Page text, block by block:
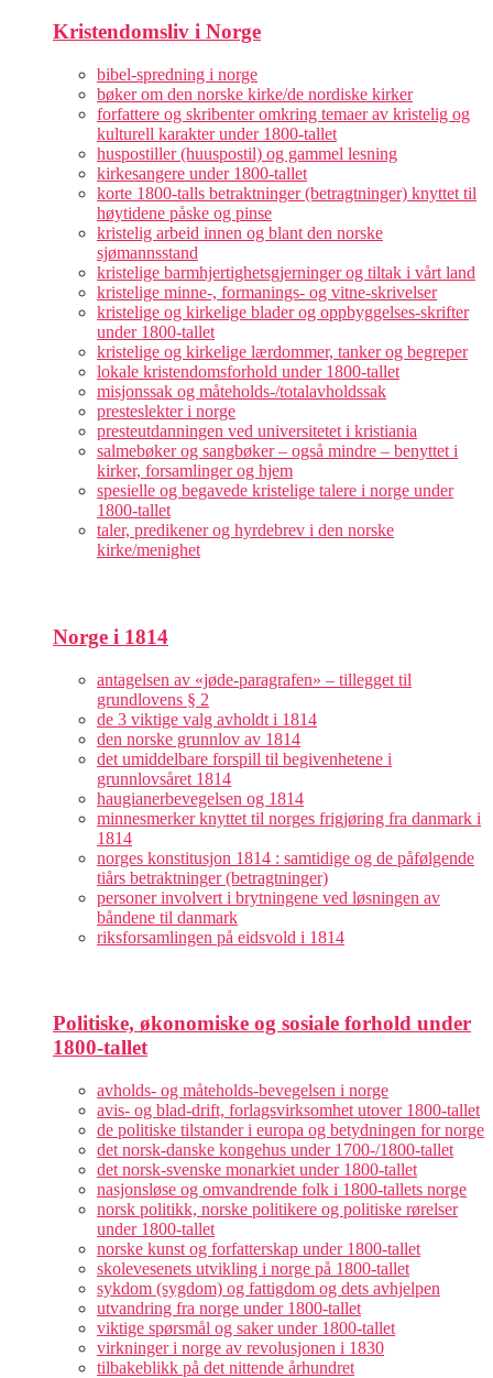
Kristendomsliv i Norge
bibel-spredning i norge
bøker om den norske kirke/de nordiske kirker
forfattere og skribenter omkring temaer av kristelig og
kulturell karakter under 1800-tallet
huspostiller (huuspostil) og gammel lesning
kirkesangere under 1800-tallet
korte 1800-talls betraktninger (betragtninger) knyttet til
høytidene påske og pinse
kristelig arbeid innen og blant den norske
sjømannsstand
kristelige barmhjertighetsgjerninger og tiltak i vårt land
kristelige minne-, formanings- og vitne-skrivelser
kristelige og kirkelige blader og oppbyggelses-skrifter
under 1800-tallet
kristelige og kirkelige lærdommer, tanker og begreper
lokale kristendomsforhold under 1800-tallet
misjonssak og måteholds-/totalavholdssak
presteslekter i norge
presteutdanningen ved universitetet i kristiania
salmebøker og sangbøker – også mindre – benyttet i
kirker, forsamlinger og hjem
spesielle og begavede kristelige talere i norge under
1800-tallet
taler, predikener og hyrdebrev i den norske
kirke/menighet
Norge i 1814
antagelsen av «jøde-paragrafen» – tillegget til
grundlovens § 2
de 3 viktige valg avholdt i 1814
den norske grunnlov av 1814
det umiddelbare forspill til begivenhetene i
grunnlovsåret 1814
haugianerbevegelsen og 1814
minnesmerker knyttet til norges frigjøring fra danmark i
1814
norges konstitusjon 1814 : samtidige og de påfølgende
tiårs betraktninger (betragtninger)
personer involvert i brytningene ved løsningen av
båndene til danmark
riksforsamlingen på eidsvold i 1814
Politiske, økonomiske og sosiale forhold under
1800-tallet
avholds- og måteholds-bevegelsen i norge
avis- og blad-drift, forlagsvirksomhet utover 1800-tallet
de politiske tilstander i europa og betydningen for norge
det norsk-danske kongehus under 1700-/1800-tallet
det norsk-svenske monarkiet under 1800-tallet
nasjonsløse og omvandrende folk i 1800-tallets norge
norsk politikk, norske politikere og politiske rørelser
under 1800-tallet
norske kunst og forfatterskap under 1800-tallet
skolevesenets utvikling i norge på 1800-tallet
sykdom (sygdom) og fattigdom og dets avhjelpen
utvandring fra norge under 1800-tallet
viktige spørsmål og saker under 1800-tallet
virkninger i norge av revolusjonen i 1830
tilbakeblikk på det nittende århundret